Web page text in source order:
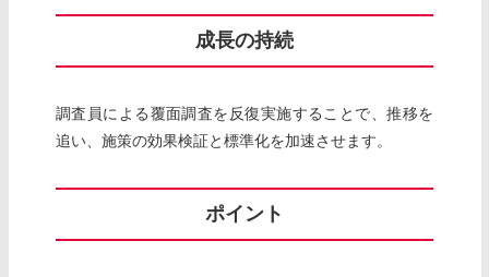
成長の持続
調査員による覆面調査を反復実施することで、推移を
追い、施策の効果検証と標準化を加速させます。
ポイント